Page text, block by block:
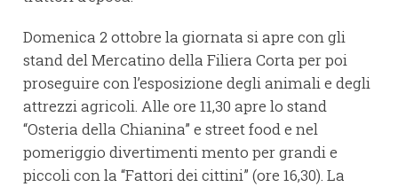
Domenica 2 ottobre la giornata si apre con gli
stand del Mercatino della Filiera Corta per poi
proseguire con l’esposizione degli animali e degli
attrezzi agricoli. Alle ore 11,30 apre lo stand
“Osteria della Chianina” e street food e nel
pomeriggio divertimenti mento per grandi e
piccoli con la “Fattori dei cittini” (ore 16,30). La